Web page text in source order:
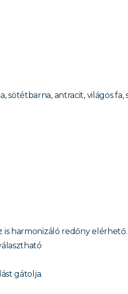
antracit, világos
is harmonizáló redőny elérhető.
gátolja.